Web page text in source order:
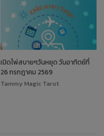
เปิดไพ่สบายๆวันหยุด วันอาทิตย์ที่
26 กรกฎาคม 2569
Tammy Magic Tarot